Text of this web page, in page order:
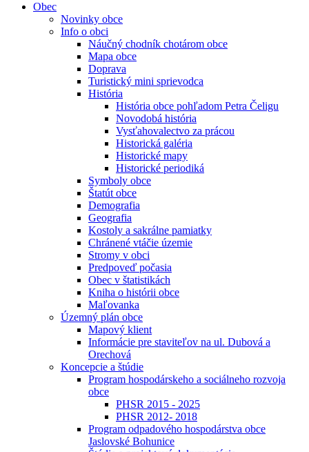
Obec
Novinky obce
Info o obci
Náučný chodník chotárom obce
Mapa obce
Doprava
Turistický mini sprievodca
História
História obce pohľadom Petra Čeligu
Novodobá história
Vysťahovalectvo za prácou
Historická galéria
Historické mapy
Historické periodiká
Symboly obce
Štatút obce
Demografia
Geografia
Kostoly a sakrálne pamiatky
Chránené vtáčie územie
Stromy v obci
Predpoveď počasia
Obec v štatistikách
Kniha o histórii obce
Maľovanka
Územný plán obce
Mapový klient
Informácie pre staviteľov na ul. Dubová a
Orechová
Koncepcie a štúdie
Program hospodárskeho a sociálneho rozvoja
obce
PHSR 2015 - 2025
PHSR 2012- 2018
Program odpadového hospodárstva obce
Jaslovské Bohunice